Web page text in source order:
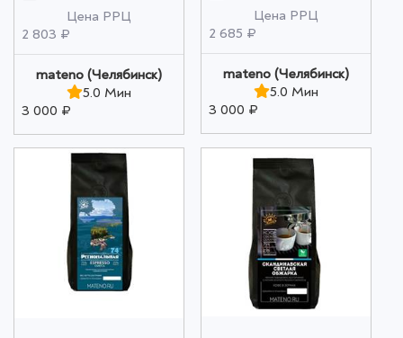
Цена РРЦ
2 803 ₽
mateno (Челябинск)
5.0 Мин
3 000 ₽
Цена РРЦ
2 685 ₽
mateno (Челябинск)
5.0 Мин
3 000 ₽